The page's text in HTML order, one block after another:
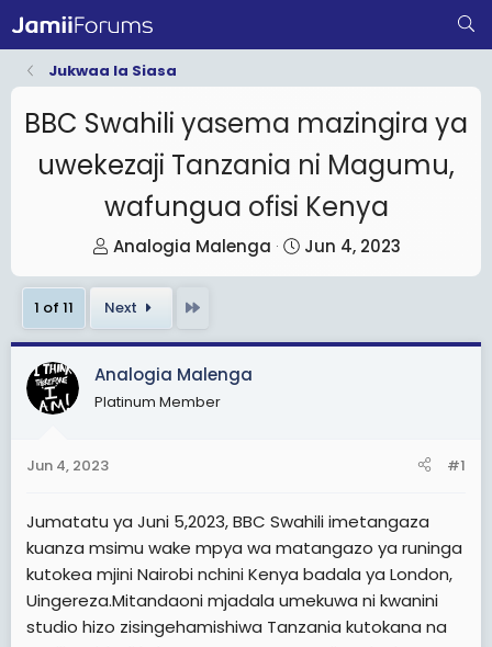
Jukwaa la Siasa
BBC Swahili yasema mazingira ya
uwekezaji Tanzania ni Magumu,
wafungua ofisi Kenya
T
h
r
e
a
d
s
e
r
Analogia Malenga
S
t
t
Jun 4, 2023
1 of 11 Next
Analogia Malenga
Platinum Member
Jun 4, 2023 #1
Jumatatu ya Juni 5,2023, BBC Swahili imetangaza
kuanza msimu wake mpya wa matangazo ya runinga
kutokea mjini Nairobi nchini Kenya badala ya London,
Uingereza.Mitandaoni mjadala umekuwa ni kwanini
studio hizo zisingehamishiwa Tanzania kutokana na